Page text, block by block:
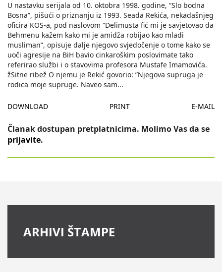
U nastavku serijala od 10. oktobra 1998. godine, “Slo bodna
Bosna”, pišući o priznanju iz 1993. Seada Rekića, nekadašnjeg
oficira KOS-a, pod naslovom “Delimusta fić mi je savjetovao da
Behmenu kažem kako mi je amidža robijao kao mladi
musliman”, opisuje dalje njegovo svjedočenje o tome kako se
uoči agresije na BiH bavio cinkaroškim poslovimate tako
referirao službi i o stavovima profesora Mustafe Imamovića.
žSitne ribež O njemu je Rekić govorio: ”Njegova supruga je
rodica moje supruge. Naveo sam...
DOWNLOAD PRINT E-MAIL
Članak dostupan pretplatnicima. Molimo Vas da se
prijavite.
ARHIVI ŠTAMPE